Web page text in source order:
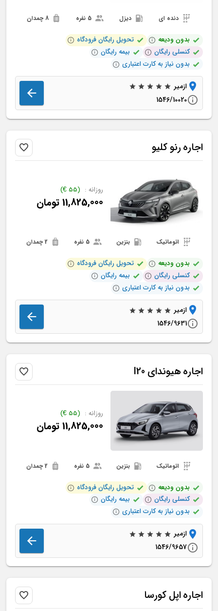
دنده ای دیزل 8 چمدان
بدون ودیعه
تحویل رایگان فرودگاه
کنسلی رایگان
بیمه رایگان
بدون نیاز به کارت اعتباری
ازمیر
1546/10020
اجارهرنوکلیو
روزانه : (
55
€
)
11,825,000تومان
اتوماتیک بنزین
بدون ودیعه
تحویل رایگان فرودگاه
کنسلی رایگان
بیمه رایگان
بدون نیاز به کارت اعتباری
ازمیر
1546/9631
اجارههیوندای I20
روزانه : (
55
€
)
11,825,000تومان
اتوماتیک بنزین
بدون ودیعه
تحویل رایگان فرودگاه
کنسلی رایگان
بیمه رایگان
بدون نیاز به کارت اعتباری
ازمیر
1546/9657
اجارهاپلکورسا